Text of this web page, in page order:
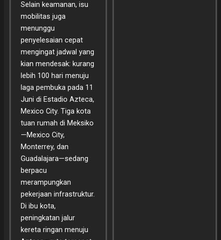
Selain keamanan, isu
mobilitas juga
menunggu
penyelesaian cepat
mengingat jadwal yang
kian mendesak: kurang
lebih 100 hari menuju
laga pembuka pada 11
Juni di Estadio Azteca,
Mexico City. Tiga kota
tuan rumah di Meksiko
—Mexico City,
Monterrey, dan
Guadalajara—sedang
berpacu
merampungkan
pekerjaan infrastruktur.
Di ibu kota,
peningkatan jalur
kereta ringan menuju